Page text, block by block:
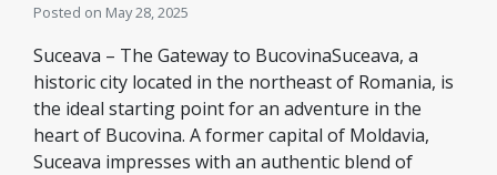
Posted on May 28, 2025
Suceava – The Gateway to BucovinaSuceava, a
historic city located in the northeast of Romania, is
the ideal starting point for an adventure in the
heart of Bucovina. A former capital of Moldavia,
Suceava impresses with an authentic blend of